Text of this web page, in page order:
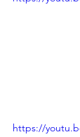
https://